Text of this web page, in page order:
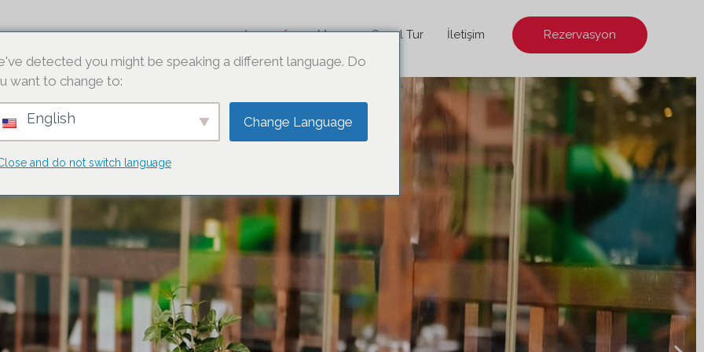
Anasayfa Menu Sanal Tur İletişim Rezervasyon
detected you might be speaking a different language. Do
want to change to:
English Change Language
and do not switch language